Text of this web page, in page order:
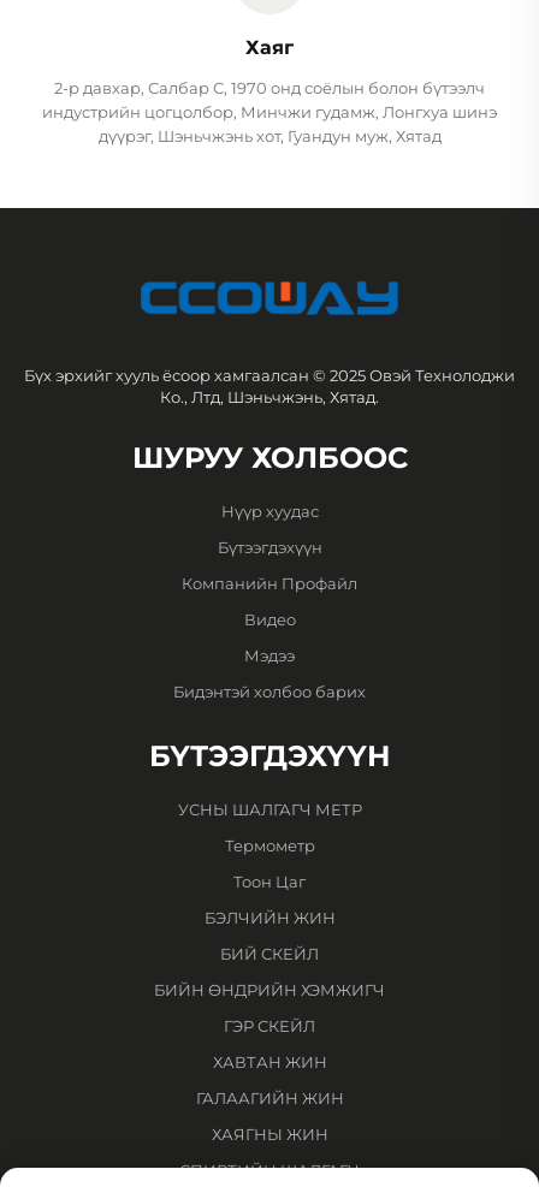
Хаяг
2-р давхар, Салбар С, 1970 онд соёлын болон бүтээлч
индустрийн цогцолбор, Минчжи гудамж, Лонгхуа шинэ
дүүрэг, Шэньчжэнь хот, Гуандун муж, Хятад
Бүх эрхийг хууль ёсоор хамгаалсан © 2025 Овэй Технолоджи
Ко., Лтд, Шэньчжэнь, Хятад.
ШУРУУ ХОЛБООС
Нүүр хуудас
Бүтээгдэхүүн
Компанийн Профайл
Видео
Мэдээ
Бидэнтэй холбоо барих
БҮТЭЭГДЭХҮҮН
УСНЫ ШАЛГАГЧ МЕТР
Термометр
Тоон Цаг
БЭЛЧИЙН ЖИН
БИЙ СКЕЙЛ
БИЙН ӨНДРИЙН ХЭМЖИГЧ
ГЭР СКЕЙЛ
ХАВТАН ЖИН
ГАЛААГИЙН ЖИН
ХАЯГНЫ ЖИН
СПИРТИЙН ШАЛГАГЧ